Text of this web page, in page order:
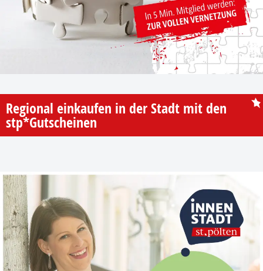
Regional einkaufen in der Stadt mit den
stp*Gutscheinen